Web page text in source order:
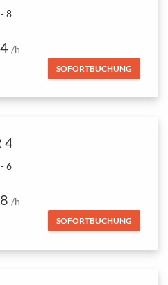
8
/h
SOFORTBUCHUNG
4
6
/h
SOFORTBUCHUNG